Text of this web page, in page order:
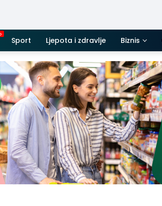
Sport Ljepota i zdravlje Biznis